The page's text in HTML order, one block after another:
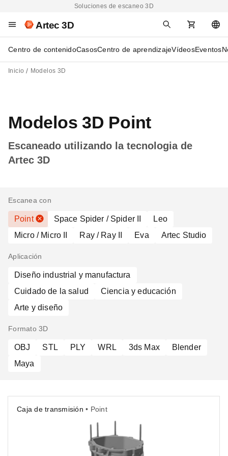
Soluciones de escaneo 3D
Artec 3D
Centro de contenidoCasosCentro de aprendizajeVídeosEventos
Inicio Modelos 3D
Modelos 3D Point
Escaneado utilizando la tecnologia de
Artec 3D
Escanea con
Point Space Spider / Spider II
Leo
Micro / Micro II
Ray / Ray II Eva Artec Studio
Aplicación
Diseño industrial y manufactura
Cuidado de la salud
Ciencia y educación
Arte y diseño
Formato 3D
OBJ STL PLY WRL 3ds Max
Blender
Maya
Caja de transmisión • Point